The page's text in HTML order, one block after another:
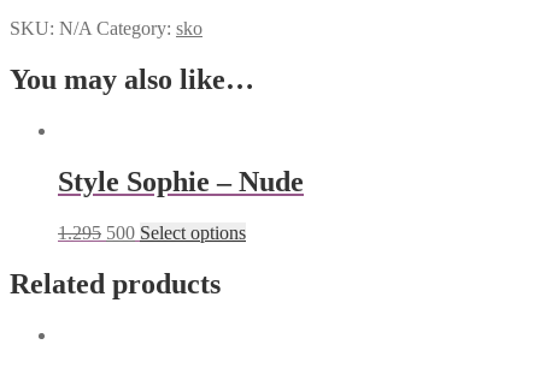
SKU: N/A Category: sko
You may also like…
Style Sophie – Nude
1.295 500 Select options
Related products